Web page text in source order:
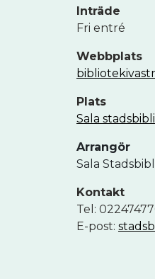
Inträde
Fri entré
Webbplats
Plats
Sala
Arrangör
Sala
Kontakt
Tel:
E-post: